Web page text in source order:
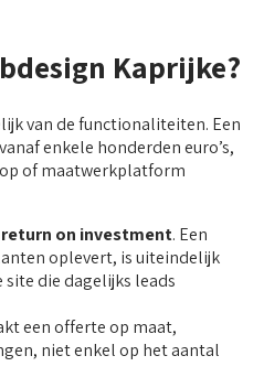
Kaprijke?
van de functionaliteiten. Een
enkele honderden euro’s,
of maatwerkplatform
return on investment. Een
oplevert, is uiteindelijk
die dagelijks leads
een offerte op maat,
niet enkel op het aantal